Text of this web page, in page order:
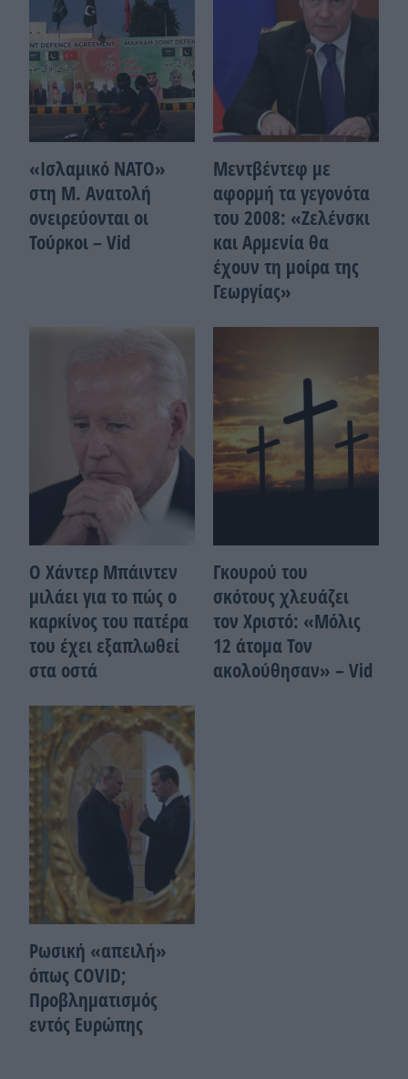
«Ισλαμικό ΝΑΤΟ»
στη Μ. Ανατολή
ονειρεύονται οι
Τούρκοι – Vid
Μεντβέντεφ με
αφορμή τα γεγονότα
του 2008: «Ζελένσκι
και Αρμενία θα
έχουν τη μοίρα της
Γεωργίας»
Ο Χάντερ Μπάιντεν
μιλάει για το πώς ο
καρκίνος του πατέρα
του έχει εξαπλωθεί
στα οστά
Γκουρού του
σκότους χλευάζει
τον Χριστό: «Μόλις
12 άτομα Τον
ακολούθησαν» – Vid
Ρωσική «απειλή»
όπως COVID;
Προβληματισμός
εντός Ευρώπης